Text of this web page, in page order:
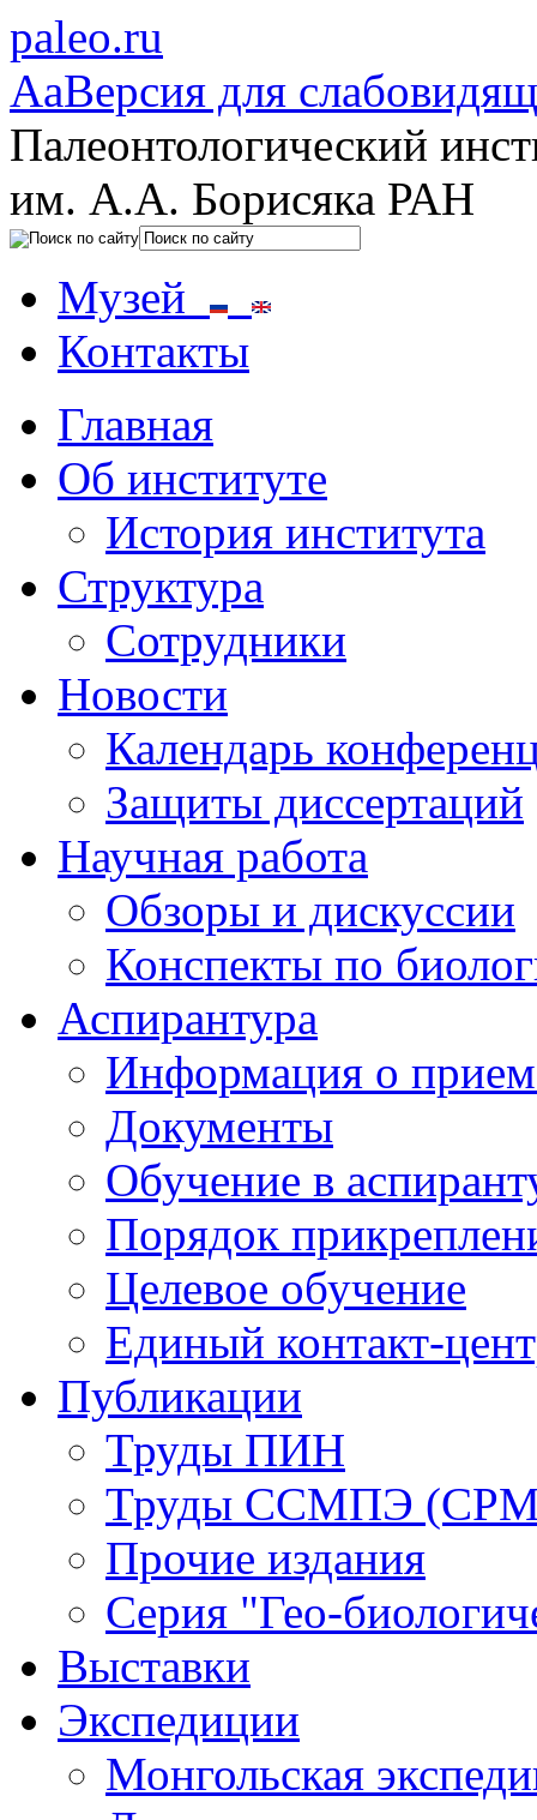
paleo.ru
AaВерсия для
Палеонтологический
им. А.А. Борисяка РАН
Музей
Контакты
Главная
Об институте
История института
Структура
Сотрудники
Новости
Календарь
Защиты диссертаций
Научная работа
Обзоры и дискуссии
Конспекты по
Аспирантура
Информация о
Документы
Обучение в
Порядок
Целевое обучение
Единый контакт-
Публикации
Труды ПИН
Труды ССМПЭ
Прочие издания
Серия "Гео-
Выставки
Экспедиции
Монгольская